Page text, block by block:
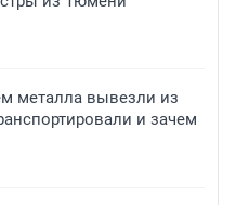
металла вывезли из
и зачем